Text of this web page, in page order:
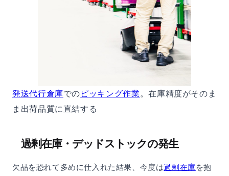
発送代行倉庫での ピッキング作業 。在庫精度がそのま
ま出荷品質に直結する
過剰在庫・デッドストックの発生
欠品を恐れて多めに仕入れた結果、今度は過剰在庫を抱